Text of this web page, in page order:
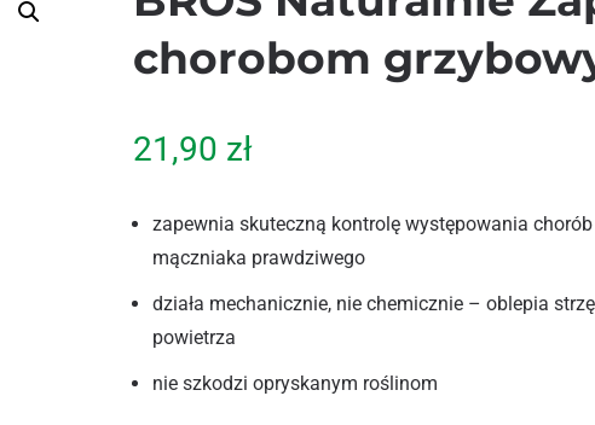
chorobom
21,90 zł
zapewnia skuteczną kontrolę występowania
mączniaka prawdziwego
działa mechanicznie, nie chemicznie – oblepia
powietrza
nie szkodzi opryskanym roślinom